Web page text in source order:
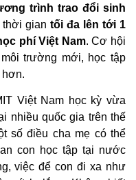
trình trao đổi sinh
giantối đa lên tới 1
phí Việt Nam. Cơ hội
trường mới, học tập
hơn.
Việt Nam học kỳ vừa
nhiều quốc gia trên thế
số điều cha mẹ có thể
con học tập tại nước
việc để con đi xa như